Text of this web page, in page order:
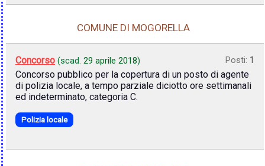
COMUNE DI MOGORELLA
Concorso (scad. 29 aprile 2018) Posti: 1
Concorso pubblico per la copertura di un posto di agente
di polizia locale, a tempo parziale diciotto ore settimanali
ed indeterminato, categoria C.
Polizia locale